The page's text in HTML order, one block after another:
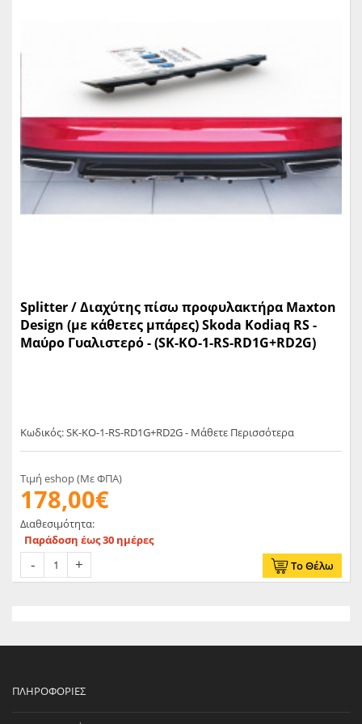
Splitter / Διαχύτης πίσω προφυλακτήρα Maxton
Design (με κάθετες μπάρες) Skoda Kodiaq RS -
Μαύρο Γυαλιστερό - (SK-KO-1-RS-RD1G+RD2G)
Κωδικός: SK-KO-1-RS-RD1G+RD2G - Μάθετε Περισσότερα
Τιμή eshop (Με ΦΠΑ)
178,00€
Διαθεσιμότητα:
Παράδοση έως 30 ημέρες
Το Θέλω
ΠΛΗΡΟΦΟΡΊΕΣ